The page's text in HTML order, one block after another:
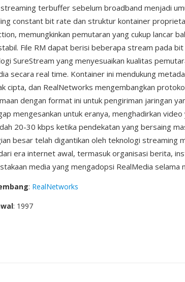
terbuffer sebelum broadband menjadi
constant bit rate dan struktur kontainer
memungkinkan pemutaran yang cukup lancar
File RM dapat berisi beberapa stream pada
SureStream yang menyesuaikan kualitas
secara real time. Kontainer ini mendukung
cipta, dan RealNetworks mengembangkan
dengan format ini untuk pengiriman jaringan
mengesankan untuk eranya, menghadirkan
20-30 kbps ketika pendekatan yang bersaing
besar telah digantikan oleh teknologi streaming
era internet awal, termasuk organisasi berita,
media yang mengadopsi RealMedia selama
: RealNetworks
: 1997